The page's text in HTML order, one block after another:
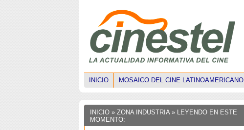
INICIO MOSAICO DEL CINE LATINOAMERICANO
INICIO » ZONA INDUSTRIA» LEYENDO EN ESTE
MOMENTO: